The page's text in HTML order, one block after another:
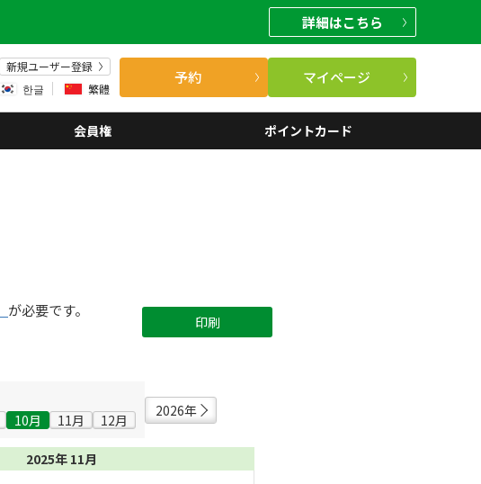
詳細はこちら
新規ユーザー登録
한글 繁體
予約 マイページ
会員権 ポイントカード
が必要です。
印刷
10月 11月 12月
2026年
2025年 11月